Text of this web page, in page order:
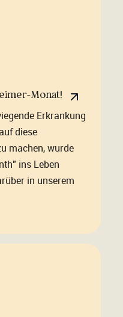
Monat!
Erkrankung
diese
machen, wurde
ins Leben
in unserem